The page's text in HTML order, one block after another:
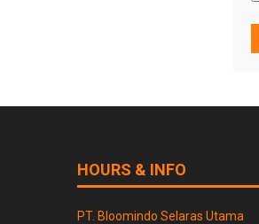
HOURS & INFO
PT. Bloomindo Selaras Utama